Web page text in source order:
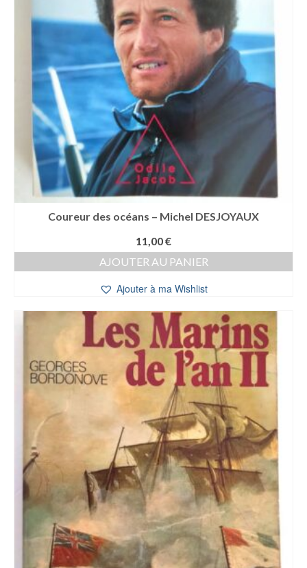
Coureur des océans – Michel DESJOYAUX
11,00€
AJOUTER AU PANIER
Ajouter à ma Wishlist